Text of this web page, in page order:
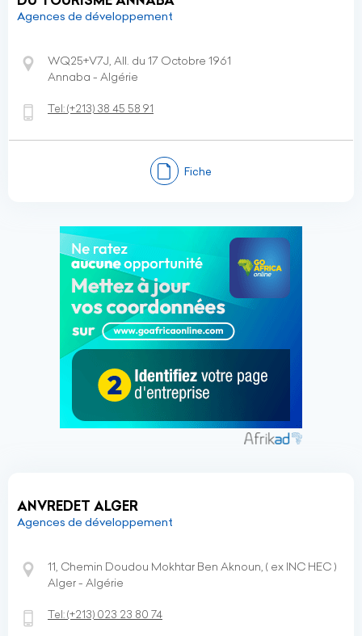
Agences de développement
WQ25+V7J, All. du 17 Octobre 1961
Annaba - Algérie
Tel:(+213) 38 45 58 91
Fiche
ANVREDET ALGER
Agences de développement
11, Chemin Doudou Mokhtar Ben Aknoun, ( ex INC HEC )
Alger - Algérie
Tel:(+213) 023 23 80 74